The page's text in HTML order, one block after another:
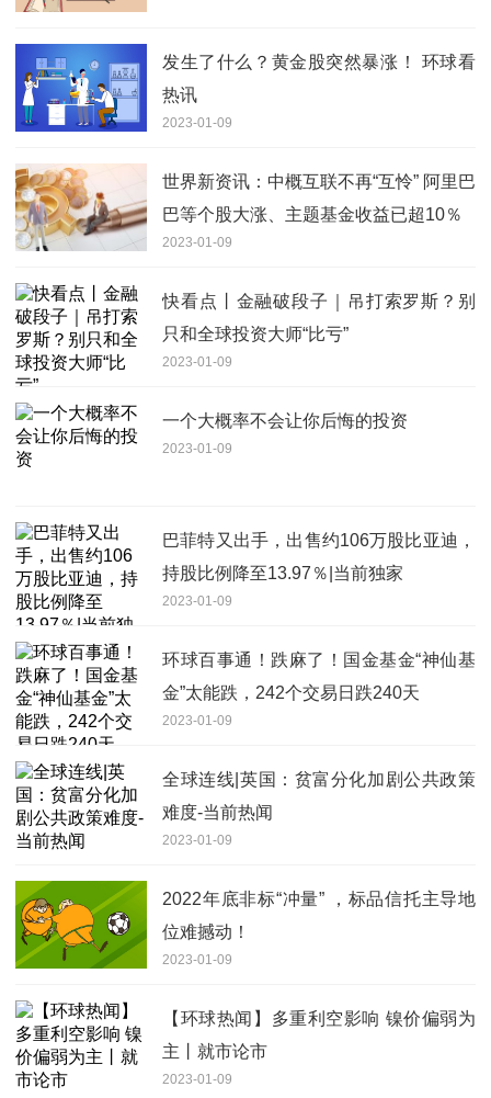
发生了什么？黄金股突然暴涨！ 环球看
热讯
2023-01-09
世界新资讯：中概互联不再“互怜” 阿里巴
巴等个股大涨、主题基金收益已超10％
2023-01-09
快看点丨金融破段子｜吊打索罗斯？别
只和全球投资大师“比亏”
2023-01-09
一个大概率不会让你后悔的投资
2023-01-09
巴菲特又出手，出售约106万股比亚迪，
持股比例降至13.97％|当前独家
2023-01-09
环球百事通！跌麻了！国金基金“神仙基
金”太能跌，242个交易日跌240天
2023-01-09
全球连线|英国：贫富分化加剧公共政策
难度-当前热闻
2023-01-09
2022年底非标“冲量” ，标品信托主导地
位难撼动！
2023-01-09
【环球热闻】多重利空影响 镍价偏弱为
主丨就市论市
2023-01-09